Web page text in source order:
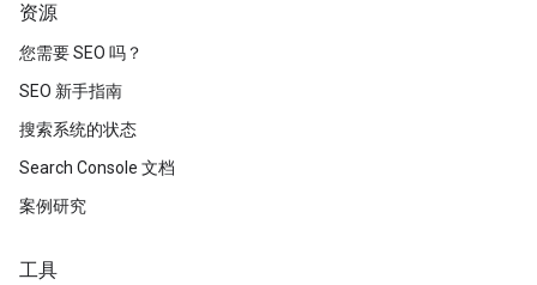
资源
您需要 SEO 吗？
SEO 新手指南
搜索系统的状态
Search Console 文档
案例研究
工具